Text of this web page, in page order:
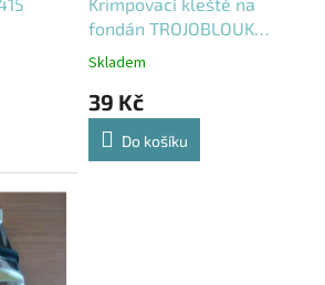
fondán TROJOBLOUK
otevřený TO595
Skladem
39 Kč
Do košíku